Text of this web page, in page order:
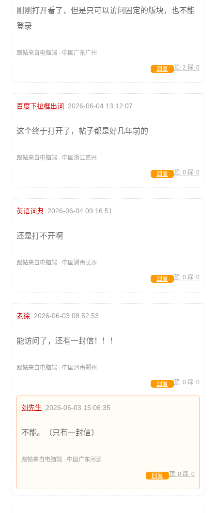
刚刚打开看了，但是只可以访问固定的版块，也不能
登录
跟帖来自电脑端 · 中国广东广州
顶: 2 踩: 0
回复
百度下拉框出词 2026-06-04 13:12:07
这个终于打开了，帖子都是好几年前的
跟帖来自电脑端 · 中国浙江嘉兴
顶: 0 踩: 0
回复
英语词典 2026-06-04 09:16:51
还是打不开啊
跟帖来自电脑端 · 中国湖南长沙
顶: 0 踩: 0
回复
老徐 2026-06-03 08:52:53
能访问了，还有一封信！！！
跟帖来自电脑端 · 中国河南郑州
顶: 0 踩: 0
回复
刘先生 2026-06-03 15:06:35
不能。（只有一封信）
跟帖来自电脑端 · 中国广东河源
顶: 0 踩: 0
回复